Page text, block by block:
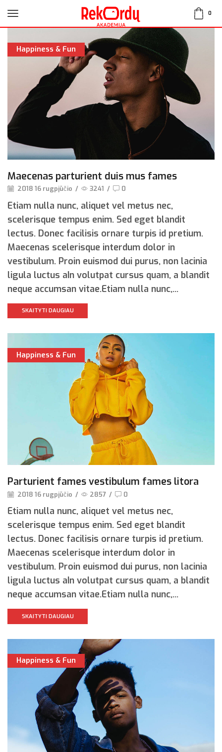
0
Happiness & Fun
Maecenas parturient duis mus fames
2018 16 rugpjūčio / 3241 / 0
Etiam nulla nunc, aliquet vel metus nec,
scelerisque tempus enim. Sed eget blandit
lectus. Donec facilisis ornare turpis id pretium.
Maecenas scelerisque interdum dolor in
vestibulum. Proin euismod dui purus, non lacinia
ligula luctus aIn volutpat cursus quam, a blandit
neque accumsan vitae.Etiam nulla nunc,...
SKAITYTI DAUGIAU
Happiness & Fun
Parturient fames vestibulum fames litora
2018 16 rugpjūčio / 2857 / 0
Etiam nulla nunc, aliquet vel metus nec,
scelerisque tempus enim. Sed eget blandit
lectus. Donec facilisis ornare turpis id pretium.
Maecenas scelerisque interdum dolor in
vestibulum. Proin euismod dui purus, non lacinia
ligula luctus aIn volutpat cursus quam, a blandit
neque accumsan vitae.Etiam nulla nunc,...
SKAITYTI DAUGIAU
Happiness & Fun